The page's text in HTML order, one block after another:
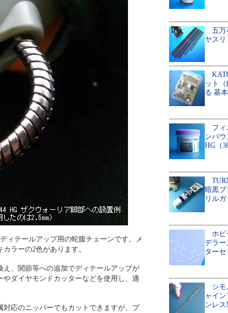
ィテールアップ用の蛇腹チェーンです。メ
ラーの2色があります。
、関節等への追加でディテールアップが
ダイヤモンドカッターなどを使用し、適
対応のニッパーでもカットできますが、プ
五万
ヤス
ット
る 基本
フィ
ンパウ
HG（
暗黒ブ
リルガ
ホビ
デラー
ターセ
シモ
ャイ
ンレス